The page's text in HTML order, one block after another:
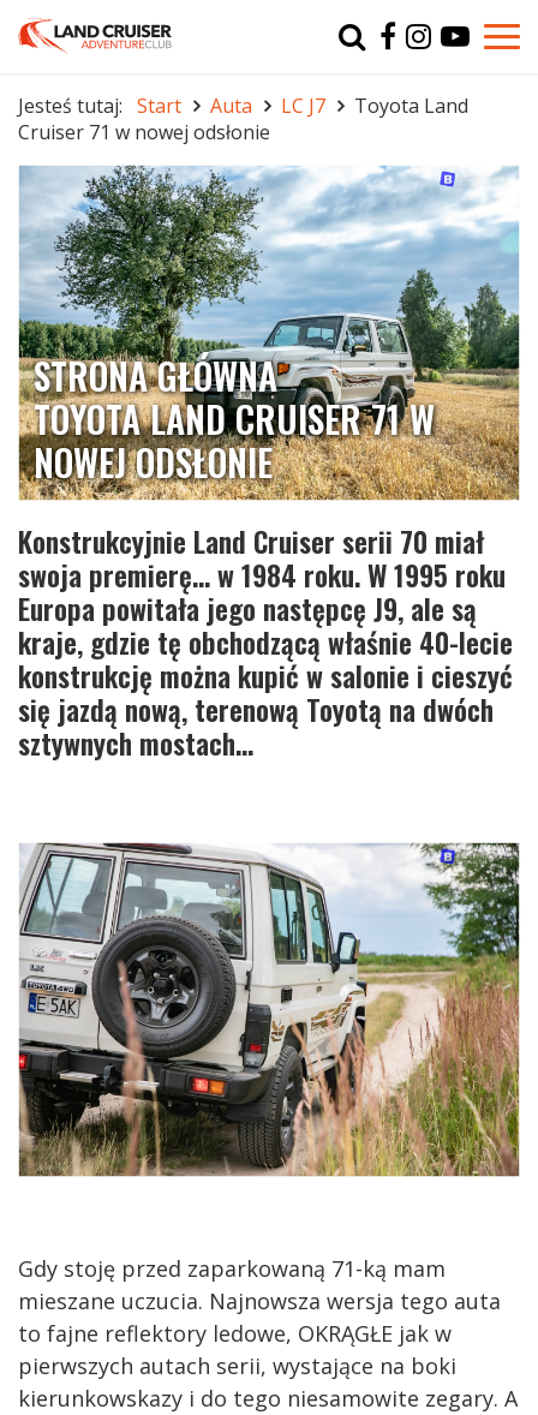
Jesteś tutaj: Start Auta LC J7
Toyota Land
Cruiser 71 w nowej odsłonie
STRONA GŁÓWNA
TOYOTA LAND CRUISER 71 W
NOWEJ ODSŁONIE
Konstrukcyjnie Land Cruiser serii 70 miał
swoja premierę… w 1984 roku. W 1995 roku
Europa powitała jego następcę J9, ale są
kraje, gdzie tę obchodzącą właśnie 40-lecie
konstrukcję można kupić w salonie i cieszyć
się jazdą nową, terenową Toyotą na dwóch
sztywnych mostach…
Gdy stoję przed zaparkowaną 71-ką mam
mieszane uczucia. Najnowsza wersja tego auta
to fajne reflektory ledowe, OKRĄGŁE jak w
pierwszych autach serii, wystające na boki
kierunkowskazy i do tego niesamowite zegary. A